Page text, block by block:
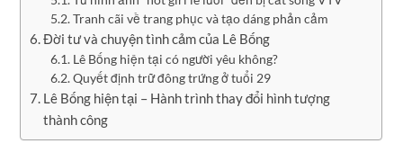
Tranh cãi về trang phục và tạo dáng phản cảm
Đời tư và chuyện tình cảm của Lê Bống
Lê Bống hiện tại có người yêu không?
Quyết định trữ đông trứng ở tuổi 29
Lê Bống hiện tại – Hành trình thay đổi hình tượng
thành công